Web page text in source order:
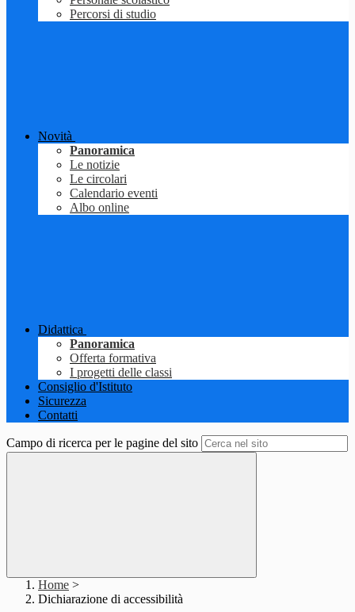
Percorsi di studio
Novità
Panoramica
Le notizie
Le circolari
Calendario eventi
Albo online
Didattica
Panoramica
Offerta formativa
I progetti delle classi
Consiglio d'Istituto
Sicurezza
Contatti
Campo di ricerca per le pagine del sito
Home >
Dichiarazione di accessibilità